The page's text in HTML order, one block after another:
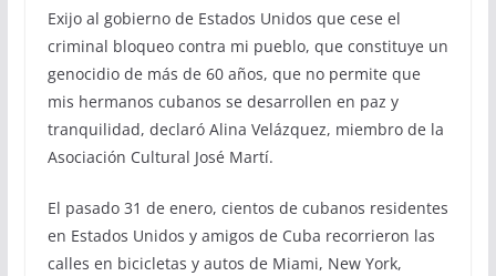
Exijo al gobierno de Estados Unidos que cese el
criminal bloqueo contra mi pueblo, que constituye un
genocidio de más de 60 años, que no permite que
mis hermanos cubanos se desarrollen en paz y
tranquilidad, declaró Alina Velázquez, miembro de la
Asociación Cultural José Martí.
El pasado 31 de enero, cientos de cubanos residentes
en Estados Unidos y amigos de Cuba recorrieron las
calles en bicicletas y autos de Miami, New York,